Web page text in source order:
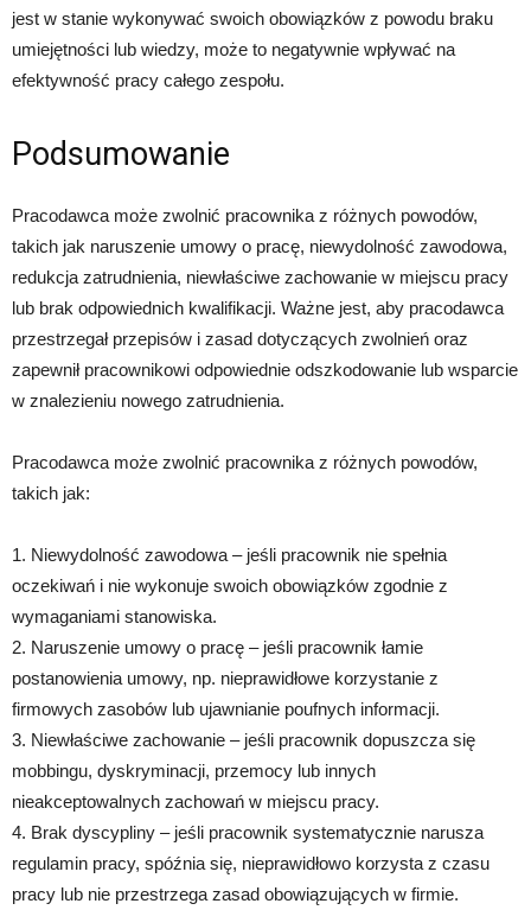
jest w stanie wykonywać swoich obowiązków z powodu braku
umiejętności lub wiedzy, może to negatywnie wpływać na
efektywność pracy całego zespołu.
Podsumowanie
Pracodawca może zwolnić pracownika z różnych powodów,
takich jak naruszenie umowy o pracę, niewydolność zawodowa,
redukcja zatrudnienia, niewłaściwe zachowanie w miejscu pracy
lub brak odpowiednich kwalifikacji. Ważne jest, aby pracodawca
przestrzegał przepisów i zasad dotyczących zwolnień oraz
zapewnił pracownikowi odpowiednie odszkodowanie lub wsparcie
w znalezieniu nowego zatrudnienia.
Pracodawca może zwolnić pracownika z różnych powodów,
takich jak:
1. Niewydolność zawodowa – jeśli pracownik nie spełnia
oczekiwań i nie wykonuje swoich obowiązków zgodnie z
wymaganiami stanowiska.
2. Naruszenie umowy o pracę – jeśli pracownik łamie
postanowienia umowy, np. nieprawidłowe korzystanie z
firmowych zasobów lub ujawnianie poufnych informacji.
3. Niewłaściwe zachowanie – jeśli pracownik dopuszcza się
mobbingu, dyskryminacji, przemocy lub innych
nieakceptowalnych zachowań w miejscu pracy.
4. Brak dyscypliny – jeśli pracownik systematycznie narusza
regulamin pracy, spóźnia się, nieprawidłowo korzysta z czasu
pracy lub nie przestrzega zasad obowiązujących w firmie.